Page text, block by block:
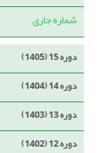
شماره جاری
دوره 15 (1405)
دوره 14 (1404)
دوره 13 (1403)
دوره 12 (1402)